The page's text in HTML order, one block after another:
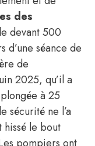
des
devant 500
d’une séance de
de
2025, qu’il a
à 25
sécurité ne l’a
hissé le bout